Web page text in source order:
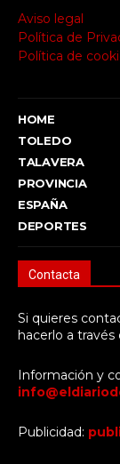
Aviso legal
Política de
Política de
HOME
TOLEDO
TALAVERA
PROVINCIA
ESPAÑA
DEPORTES
Contacta
Si quieres
hacerlo a
Información y
Publicidad: